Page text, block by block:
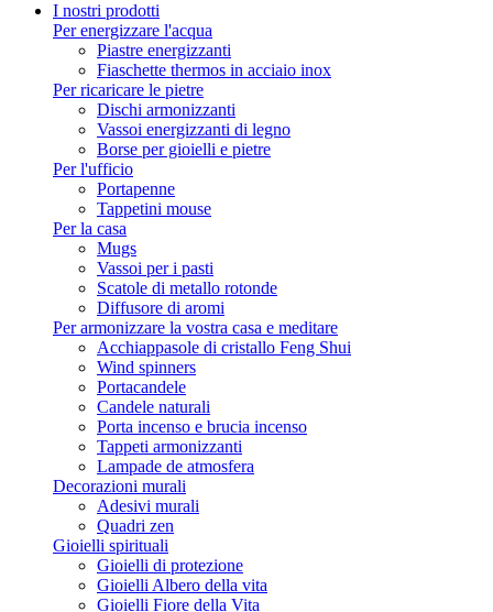
I nostri prodotti
Per energizzare l'acqua
Piastre energizzanti
Fiaschette thermos in acciaio inox
Per ricaricare le pietre
Dischi armonizzanti
Vassoi energizzanti di legno
Borse per gioielli e pietre
Per l'ufficio
Portapenne
Tappetini mouse
Per la casa
Mugs
Vassoi per i pasti
Scatole di metallo rotonde
Diffusore di aromi
Per armonizzare la vostra casa e meditare
Acchiappasole di cristallo Feng Shui
Wind spinners
Portacandele
Candele naturali
Porta incenso e brucia incenso
Tappeti armonizzanti
Lampade de atmosfera
Decorazioni murali
Adesivi murali
Quadri zen
Gioielli spirituali
Gioielli di protezione
Gioielli Albero della vita
Gioielli Fiore della Vita